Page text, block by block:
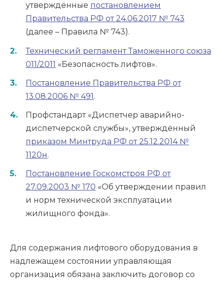
утверждённые постановлением
Правительства РФ от 24.06.2017 № 743
(далее – Правила № 743).
Технический регламент Таможенного союза
011/2011 «Безопасность лифтов».
Постановление Правительства РФ от
13.08.2006 № 491.
Профстандарт «Диспетчер аварийно-
диспетчерской службы», утверждённый
приказом Минтруда РФ от 25.12.2014 №
1120н.
Постановление Госкомстроя РФ от
27.09.2003 № 170 «Об утверждении правил
и норм технической эксплуатации
жилищного фонда».
Для содержания лифтового оборудования в
надлежащем состоянии управляющая
организация обязана заключить договор со